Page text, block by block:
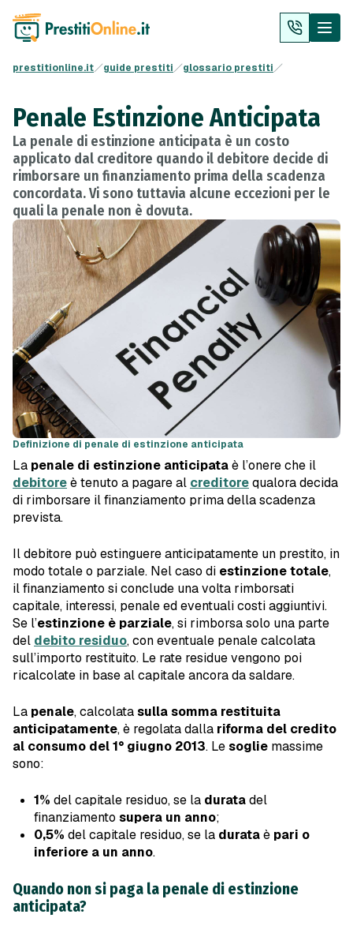
prestitionline.it guide prestiti glossario prestiti
Penale Estinzione Anticipata
La penale di estinzione anticipata è un costo
applicato dal creditore quando il debitore decide di
rimborsare un finanziamento prima della scadenza
concordata. Vi sono tuttavia alcune eccezioni per le
quali la penale non è dovuta.
Definizione di penale di estinzione anticipata
La penale di estinzione anticipataè l’onere che il
debitoreè tenuto a pagare al creditorequalora decida
di rimborsare il finanziamento prima della scadenza
prevista.
Il debitore può estinguere anticipatamente un prestito, in
modo totale o parziale. Nel caso di estinzione totale,
il finanziamento si conclude una volta rimborsati
capitale, interessi, penale ed eventuali costi aggiuntivi.
Se l’estinzione è parziale, si rimborsa solo una parte
del debito residuo, con eventuale penale calcolata
sull’importo restituito. Le rate residue vengono poi
ricalcolate in base al capitale ancora da saldare.
La penale, calcolatasulla somma restituita
anticipatamente, è regolata dalla riforma del credito
al consumo del 1° giugno 2013. Lesoglie massime
sono:
1% del capitale residuo, se la duratadel
finanziamentosupera un anno;
0,5% del capitale residuo, se la durataè pari o
inferiore a un anno.
Quando non si paga la penale di estinzione
anticipata?